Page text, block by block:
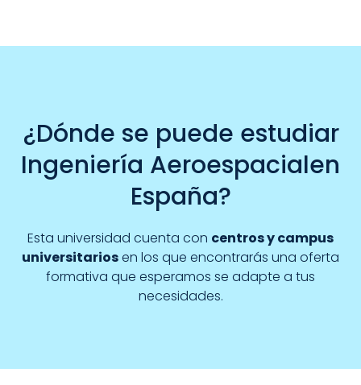
¿Dónde se puede estudiar
Ingeniería Aeroespacialen
España?
Esta universidad cuenta con centros y campus
universitariosen los que encontrarás una oferta
formativa que esperamos se adapte a tus
necesidades.